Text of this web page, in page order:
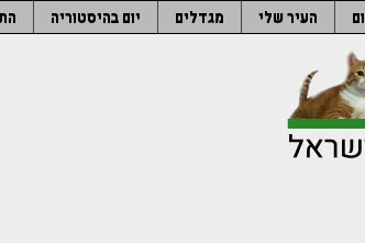
העיר שלי מגדלים יום בהיסטוריה